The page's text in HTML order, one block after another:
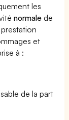
les
normale de
et
à :
de la part